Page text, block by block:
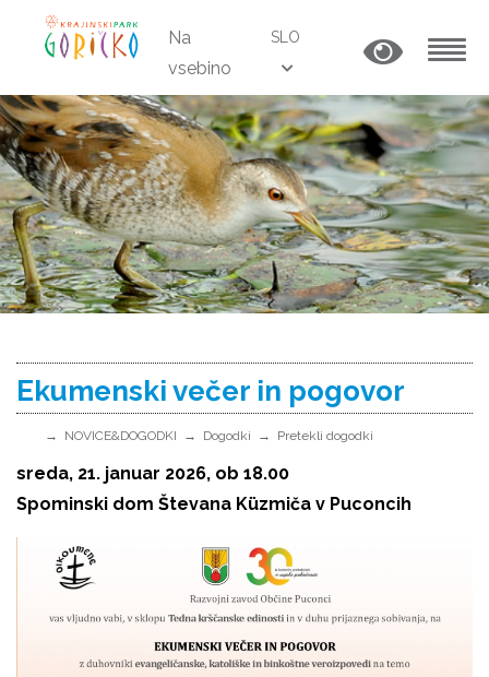
Na
vsebino
SLO
Ekumenski večer in pogovor
NOVICE&DOGODKI Dogodki Pretekli dogodki
sreda, 21. januar 2026, ob 18.00
Spominski dom Števana Küzmiča v Puconcih